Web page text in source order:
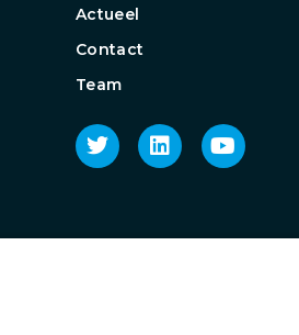
Actueel
Contact
Team